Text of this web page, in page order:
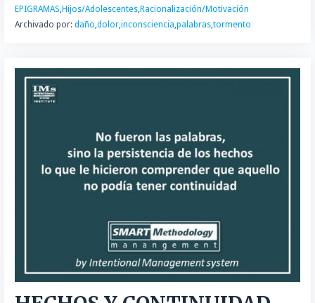
EPIGRAMAS,Hijos/Adolescentes,Racionalización/Motivación
Archivado por: daño,dolor,inconsciencia,palabras,tormento